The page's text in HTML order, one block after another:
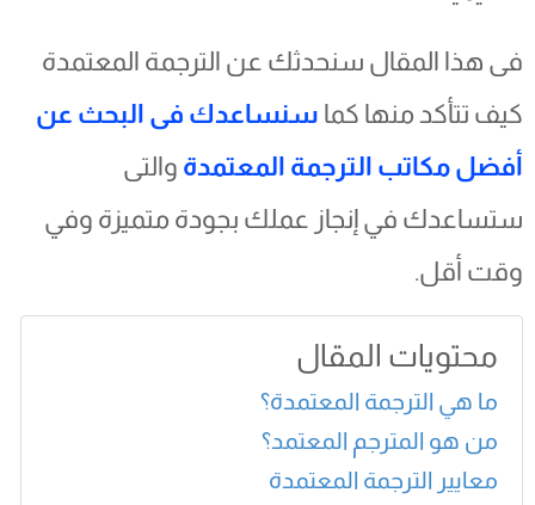
فى هذا المقال سنحدثك عن الترجمة المعتمدة
كيف تتأكد منها كماسنساعدك فى البحث عن
أفضل مكاتب الترجمة المعتمدةوالتى
ستساعدك في إنجاز عملك بجودة متميزة وفي
وقت أقل.
محتويات المقال
ما هي الترجمة المعتمدة؟
من هو المترجم المعتمد؟
معايير الترجمة المعتمدة